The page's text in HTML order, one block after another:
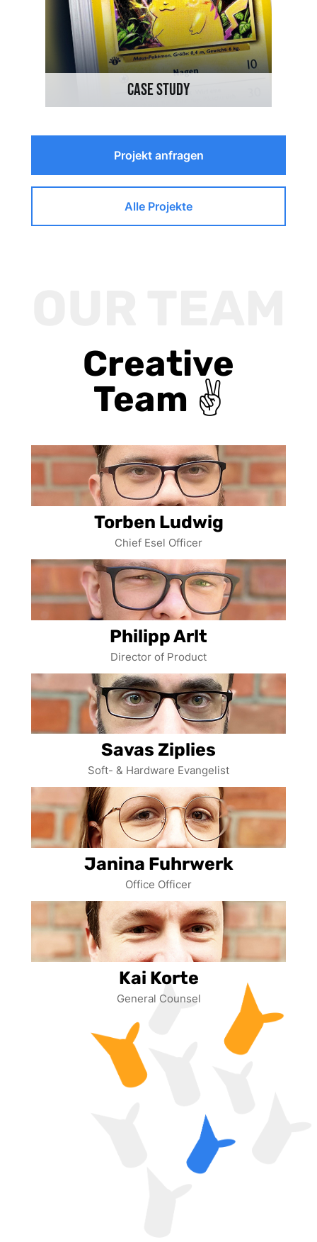
CASE STUDY
Projekt anfragen
Alle Projekte
Creative
Team ✌
Torben Ludwig
Chief Esel Officer
Philipp Arlt
Director of Product
Savas Ziplies
Soft- & Hardware Evangelist
Janina Fuhrwerk
Office Officer
Kai Korte
General Counsel